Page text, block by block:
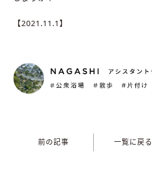
【2021.11.1】
前の記事 一覧に戻る